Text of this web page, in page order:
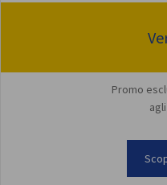
Promo